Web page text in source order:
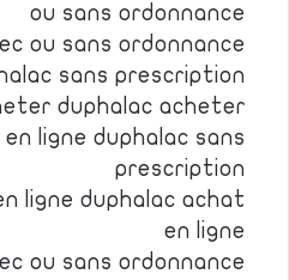
ou sans ordonnance
ou sans ordonnance
sans prescription
duphalac acheter
ligne duphalac sans
prescription
ligne duphalac achat
en ligne
ou sans ordonnance